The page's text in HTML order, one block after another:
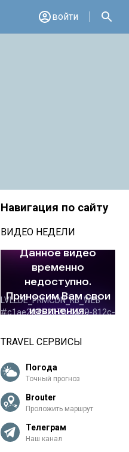
войти
Навигация по сайту
ВИДЕО НЕДЕЛИ
TRAVEL СЕРВИСЫ
Погода
Точный прогноз
Brouter
Проложить маршрут
Телеграм
Наш канал